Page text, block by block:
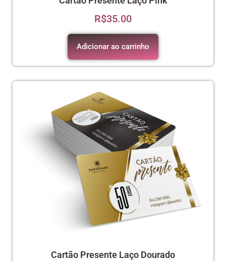
R$35.00
Adicionar ao carrinho
Cartão Presente Laço Dourado